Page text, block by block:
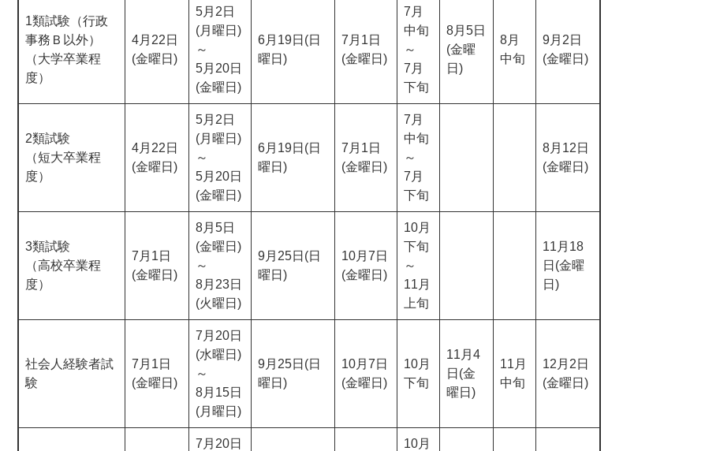
1類試験（行政
事務Ｂ以外）
（大学卒業程
度）
4月22日
(金曜日)
5月2日
(月曜日)
～
5月20日
(金曜日)
6月19日(日
曜日)
7月1日
(金曜日)
7月
中旬
～
7月
下旬
8月5日
(金曜
日)
8月
中旬
9月2日
(金曜日)
2類試験
（短大卒業程
度）
4月22日
(金曜日)
5月2日
(月曜日)
～
5月20日
(金曜日)
6月19日(日
曜日)
7月1日
(金曜日)
7月
中旬
～
7月
下旬
8月12日
(金曜日)
3類試験
（高校卒業程
度）
7月1日
(金曜日)
8月5日
(金曜日)
～
8月23日
(火曜日)
9月25日(日
曜日)
10月7日
(金曜日)
10月
下旬
～
11月
上旬
11月18
日(金曜
日)
社会人経験者試
験
7月1日
(金曜日)
7月20日
(水曜日)
～
8月15日
(月曜日)
9月25日(日
曜日)
10月7日
(金曜日)
10月
下旬
11月4
日(金
曜日)
11月
中旬
12月2日
(金曜日)
7月20日
10月